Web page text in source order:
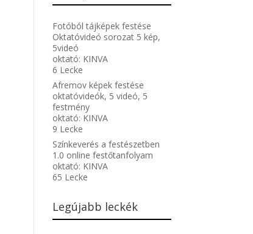
Fotóból tájképek festése
Oktatóvideó sorozat 5 kép,
5videó
oktató: KINVA
6 Lecke
Afremov képek festése
oktatóvideók, 5 videó, 5
festmény
oktató: KINVA
9 Lecke
Színkeverés a festészetben
1.0 online festőtanfolyam
oktató: KINVA
65 Lecke
Legújabb leckék